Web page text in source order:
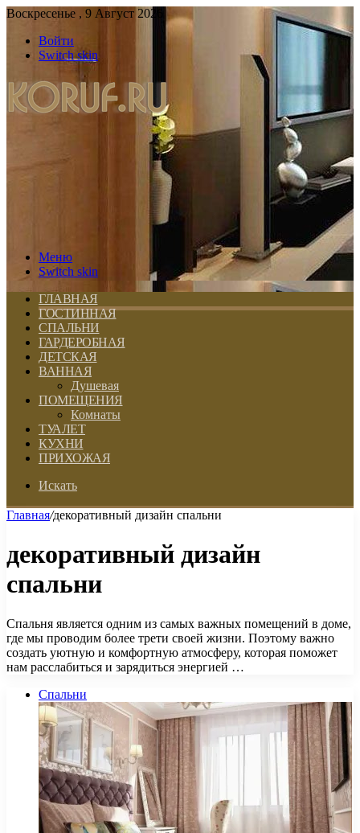
Воскресенье , 9 Август 2026
Войти
Switch skin
Меню
Switch skin
ГЛАВНАЯ
ГОСТИННАЯ
СПАЛЬНИ
ГАРДЕРОБНАЯ
ДЕТСКАЯ
ВАННАЯ
Душевая
ПОМЕЩЕНИЯ
Комнаты
ТУАЛЕТ
КУХНИ
ПРИХОЖАЯ
Искать
Главная/декоративный дизайн спальни
декоративный дизайн
спальни
Спальня является одним из самых важных помещений в доме,
где мы проводим более трети своей жизни. Поэтому важно
создать уютную и комфортную атмосферу, которая поможет
нам расслабиться и зарядиться энергией …
Спальни